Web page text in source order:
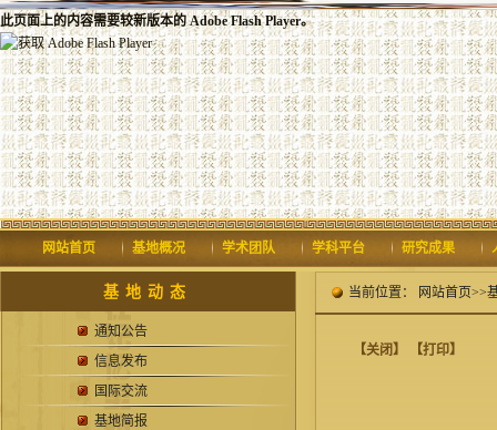
此页面上的内容需要较新版本的 Adobe Flash Player。
网站首页 基地概况 学术团队 学科平台 研究成果
基地动态
通知公告
信息发布
国际交流
基地简报
当前位置： 网站首页>>
【关闭】 【打印】